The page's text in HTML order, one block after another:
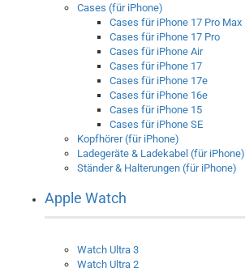
Cases (für iPhone)
Cases für iPhone 17 Pro Max
Cases für iPhone 17 Pro
Cases für iPhone Air
Cases für iPhone 17
Cases für iPhone 17e
Cases für iPhone 16e
Cases für iPhone 15
Cases für iPhone SE
Kopfhörer (für iPhone)
Ladegeräte & Ladekabel (für iPhone)
Ständer & Halterungen (für iPhone)
Apple Watch
Watch Ultra 3
Watch Ultra 2